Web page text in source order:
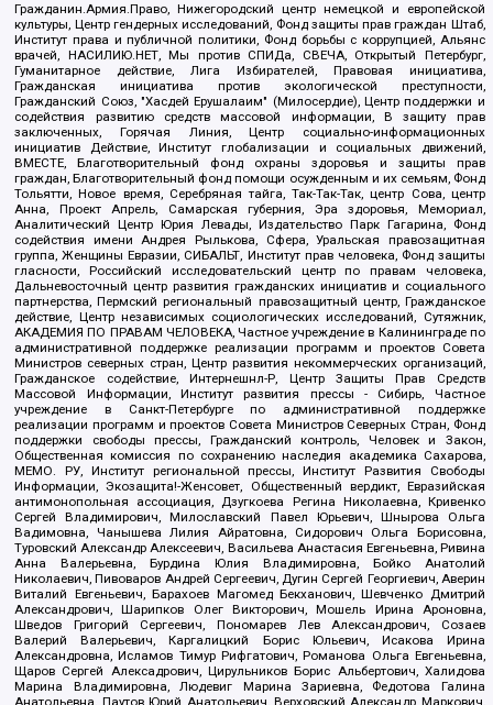
Гражданин.Армия.Право, Нижегородский центр немецкой и европейской
культуры, Центр гендерных исследований, Фонд защиты прав граждан Штаб,
Институт права и публичной политики, Фонд борьбы с коррупцией, Альянс
врачей, НАСИЛИЮ.НЕТ, Мы против СПИДа, СВЕЧА, Открытый Петербург,
Гуманитарное действие, Лига Избирателей, Правовая инициатива,
Гражданская инициатива против экологической преступности,
Гражданский Союз, "Хасдей Ерушалаим" (Милосердие), Центр поддержки и
содействия развитию средств массовой информации, В защиту прав
заключенных, Горячая Линия, Центр социально-информационных
инициатив Действие, Институт глобализации и социальных движений,
ВМЕСТЕ, Благотворительный фонд охраны здоровья и защиты прав
граждан, Благотворительный фонд помощи осужденным и их семьям, Фонд
Тольятти, Новое время, Серебряная тайга, Так-Так-Так, центр Сова, центр
Анна, Проект Апрель, Самарская губерния, Эра здоровья, Мемориал,
Аналитический Центр Юрия Левады, Издательство Парк Гагарина, Фонд
содействия имени Андрея Рылькова, Сфера, Уральская правозащитная
группа, Женщины Евразии, СИБАЛЬТ, Институт прав человека, Фонд защиты
гласности, Российский исследовательский центр по правам человека,
Дальневосточный центр развития гражданских инициатив и социального
партнерства, Пермский региональный правозащитный центр, Гражданское
действие, Центр независимых социологических исследований, Сутяжник,
АКАДЕМИЯ ПО ПРАВАМ ЧЕЛОВЕКА, Частное учреждение в Калининграде по
административной поддержке реализации программ и проектов Совета
Министров северных стран, Центр развития некоммерческих организаций,
Гражданское содействие, Интернешнл-Р, Центр Защиты Прав Средств
Массовой Информации, Институт развития прессы - Сибирь, Частное
учреждение в Санкт-Петербурге по административной поддержке
реализации программ и проектов Совета Министров Северных Стран, Фонд
поддержки свободы прессы, Гражданский контроль, Человек и Закон,
Общественная комиссия по сохранению наследия академика Сахарова,
МЕМО. РУ, Институт региональной прессы, Институт Развития Свободы
Информации, Экозащита!-Женсовет, Общественный вердикт, Евразийская
антимонопольная ассоциация, Дзугкоева Регина Николаевна, Кривенко
Сергей Владимирович, Милославский Павел Юрьевич, Шнырова Ольга
Вадимовна, Чанышева Лилия Айратовна, Сидорович Ольга Борисовна,
Туровский Александр Алексеевич, Васильева Анастасия Евгеньевна, Ривина
Анна Валерьевна, Бурдина Юлия Владимировна, Бойко Анатолий
Николаевич, Пивоваров Андрей Сергеевич, Дугин Сергей Георгиевич, Аверин
Виталий Евгеньевич, Барахоев Магомед Бекханович, Шевченко Дмитрий
Александрович, Шарипков Олег Викторович, Мошель Ирина Ароновна,
Шведов Григорий Сергеевич, Пономарев Лев Александрович, Созаев
Валерий Валерьевич, Каргалицкий Борис Юльевич, Исакова Ирина
Александровна, Исламов Тимур Рифгатович, Романова Ольга Евгеньевна,
Щаров Сергей Алексадрович, Цирульников Борис Альбертович, Халидова
Марина Владимировна, Людевиг Марина Зариевна, Федотова Галина